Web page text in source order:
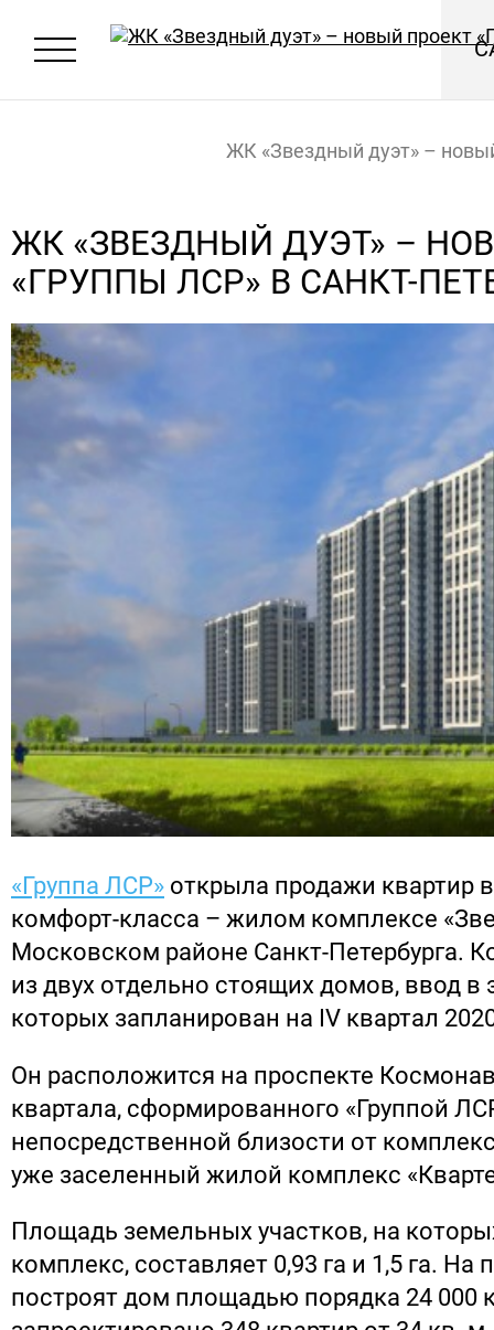
ЖК «Звездный дуэт» –
ЖК «ЗВЕЗДНЫЙ ДУЭТ» –
«ГРУППЫ ЛСР» В САНКТ-
«Группа ЛСР» открыла продажи квартир
комфорт-класса – жилом комплексе
Московском районе Санкт-Петербурга.
из двух отдельно стоящих домов, ввод в
которых запланирован на IV квартал
Он расположится на проспекте
квартала, сформированного «Группой
непосредственной близости от
уже заселенный жилой комплекс
Площадь земельных участков, на
комплекс, составляет 0,93 га и 1,5 га. На
построят дом площадью порядка 24 000